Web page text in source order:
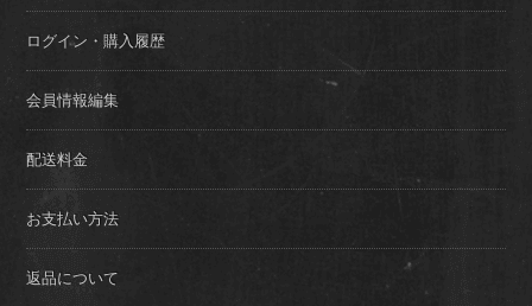
ログイン・購入履歴
会員情報編集
配送料金
お支払い方法
返品について